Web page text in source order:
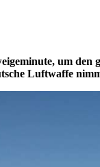
um
Luftwaffe